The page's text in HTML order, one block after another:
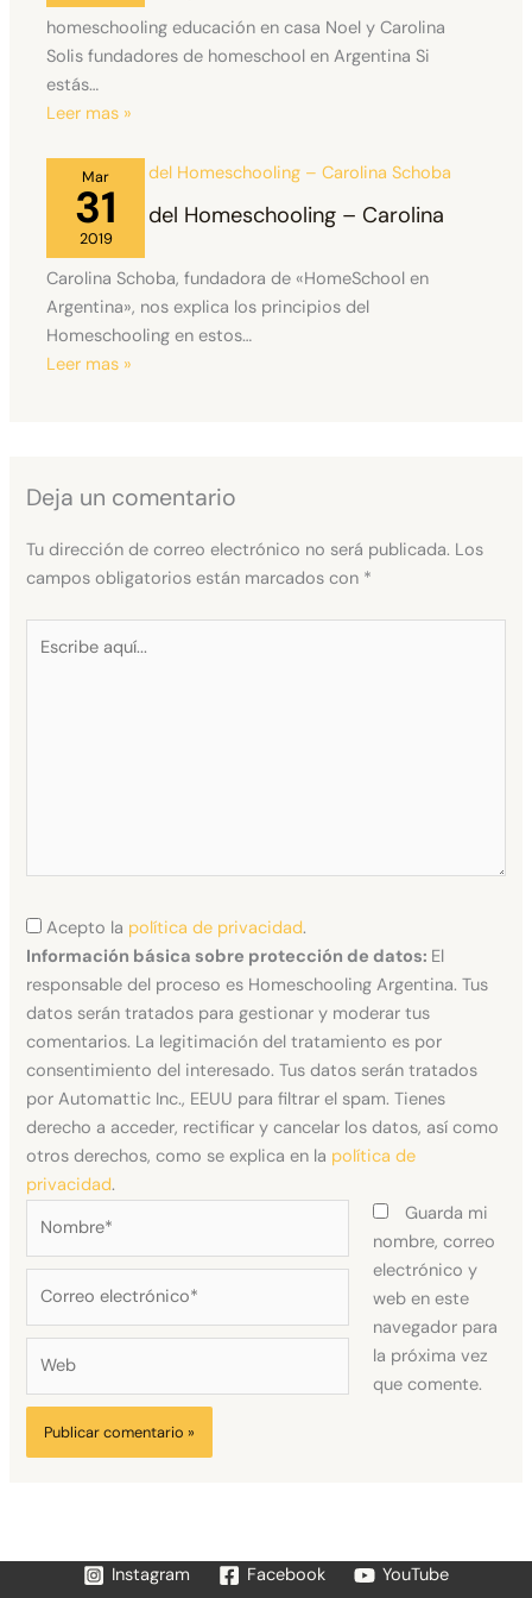
homeschooling educación en casa Noel y Carolina
Solis fundadores de homeschool en Argentina Si
estás…
Leer mas »
Mar
31
2019
Principios del Homeschooling – Carolina
Schoba
Carolina Schoba, fundadora de «HomeSchool en
Argentina», nos explica los principios del
Homeschooling en estos…
Leer mas »
Deja un comentario
Tu dirección de correo electrónico no será publicada. Los
campos obligatorios están marcados con *
aquí...
Acepto la política de privacidad.
Información básica sobre protección de datos: El
responsable del proceso es Homeschooling Argentina. Tus
datos serán tratados para gestionar y moderar tus
comentarios. La legitimación del tratamiento es por
consentimiento del interesado. Tus datos serán tratados
por Automattic Inc., EEUU para filtrar el spam. Tienes
derecho a acceder, rectificar y cancelar los datos, así como
otros derechos, como se explica en la política de
privacidad.
electrónico*
Guarda mi
nombre, correo
electrónico y
web en este
navegador para
la próxima vez
que comente.
Instagram Facebook YouTube